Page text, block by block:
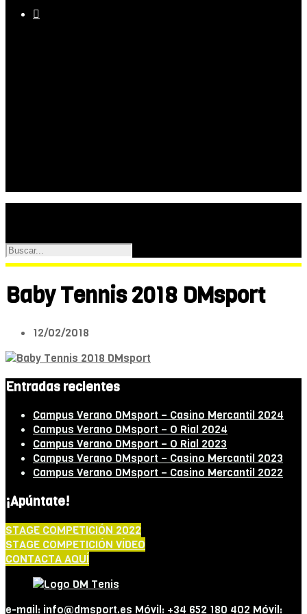

Baby Tennis 2018 DMsport
12/02/2018
Entradas recientes
Campus Verano DMsport – Casino Mercantil 2024
Campus Verano DMsport – O Rial 2024
Campus Verano DMsport – O Rial 2023
Campus Verano DMsport – Casino Mercantil 2023
Campus Verano DMsport – Casino Mercantil 2022
¡Apúntate!
STAGE COMPETICIÓN 2022
STAGE COMPETICIÓN VÍDEO
CONTACTA AQUÍ
e-mail: info@dmsport.es Móvil: +34 652 180 402 Móvil: